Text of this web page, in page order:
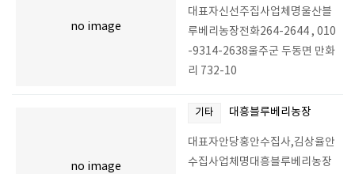
no image
대표자신선주집사업체명울산블
루베리농장전화264-2644 , 010
-9314-2638울주군 두동면 만화
리 732-10
no image
기타 대흥블루베리농장
대표자안당홍안수집사,김상율안
수집사업체명대흥블루베리농장